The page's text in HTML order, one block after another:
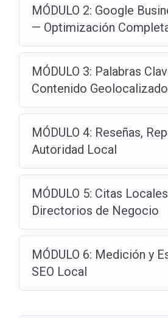
MÓDULO 2: Google
— Optimización
MÓDULO 3: Palabras
Contenido Geolocalizado
MÓDULO 4: Reseñas,
Autoridad Local
MÓDULO 5: Citas
Directorios de Negocio
MÓDULO 6: Medición y
SEO Local